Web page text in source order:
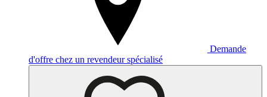
Demande
d'offre chez un revendeur spécialisé